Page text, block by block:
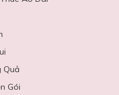
Quả
Gói